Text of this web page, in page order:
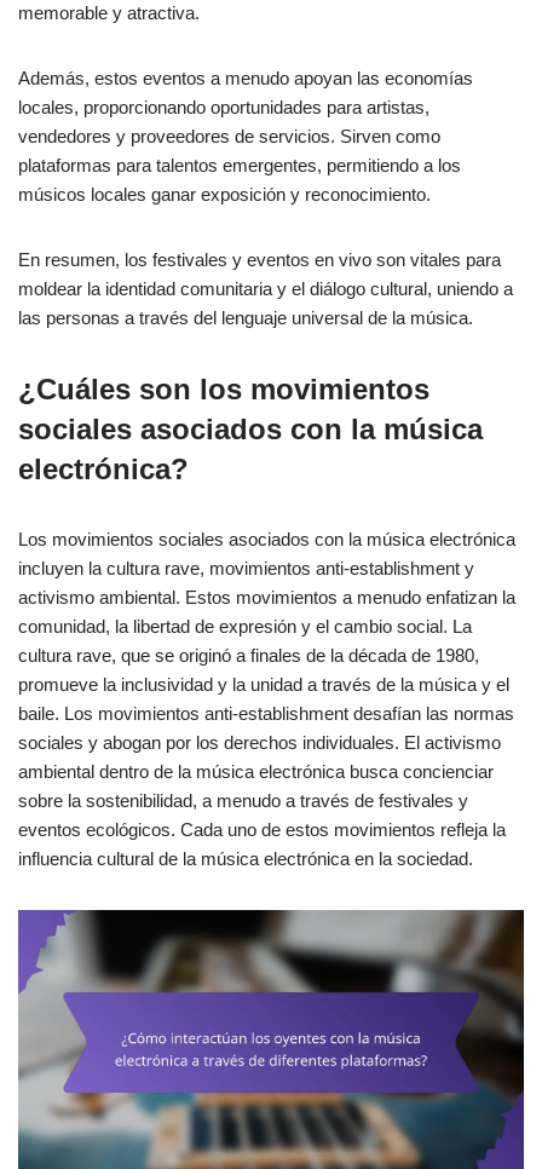
memorable y atractiva.
Además, estos eventos a menudo apoyan las economías
locales, proporcionando oportunidades para artistas,
vendedores y proveedores de servicios. Sirven como
plataformas para talentos emergentes, permitiendo a los
músicos locales ganar exposición y reconocimiento.
En resumen, los festivales y eventos en vivo son vitales para
moldear la identidad comunitaria y el diálogo cultural, uniendo a
las personas a través del lenguaje universal de la música.
¿Cuáles son los movimientos
sociales asociados con la música
electrónica?
Los movimientos sociales asociados con la música electrónica
incluyen la cultura rave, movimientos anti-establishment y
activismo ambiental. Estos movimientos a menudo enfatizan la
comunidad, la libertad de expresión y el cambio social. La
cultura rave, que se originó a finales de la década de 1980,
promueve la inclusividad y la unidad a través de la música y el
baile. Los movimientos anti-establishment desafían las normas
sociales y abogan por los derechos individuales. El activismo
ambiental dentro de la música electrónica busca concienciar
sobre la sostenibilidad, a menudo a través de festivales y
eventos ecológicos. Cada uno de estos movimientos refleja la
influencia cultural de la música electrónica en la sociedad.